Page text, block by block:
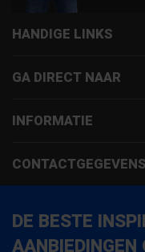
HANDIGE LINKS
GA DIRECT NAAR
INFORMATIE
CONTACTGEGEVENS
DE BESTE
AANBIEDINGEN